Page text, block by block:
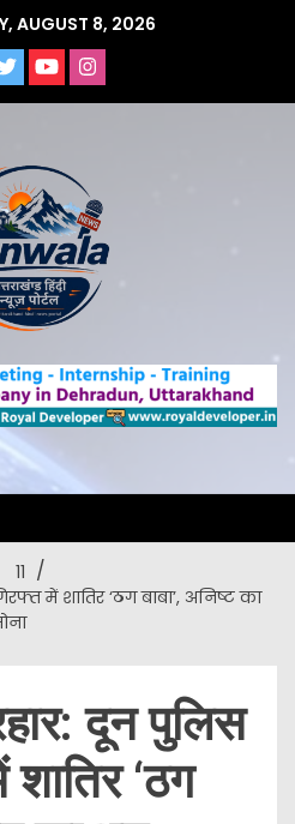
AUGUST 8, 2026
Portal
11
में शातिर ‘ठग बाबा’, अनिष्ट का
दून पुलिस
‘ठग